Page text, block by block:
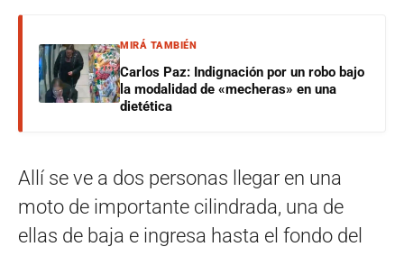
MIRÁ TAMBIÉN
Carlos Paz: Indignación por un robo bajo
la modalidad de «mecheras» en una
dietética
Allí se ve a dos personas llegar en una
moto de importante cilindrada, una de
ellas de baja e ingresa hasta el fondo del